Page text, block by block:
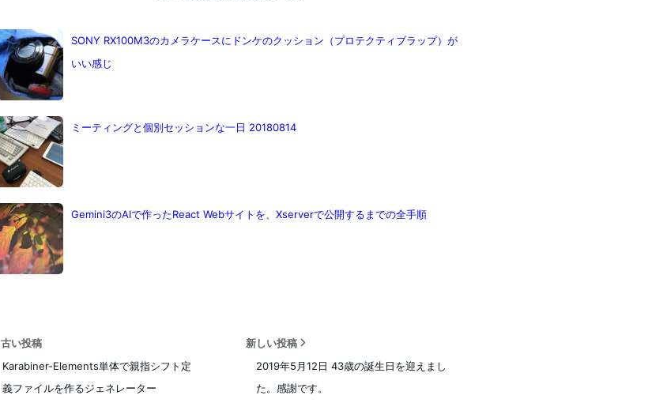
SONY RX100M3のカメラケースにドンケのクッション（プロテクティブラップ）が
いい感じ
ミーティングと個別セッションな一日 20180814
Gemini3のAIで作ったReact Webサイトを、Xserverで公開するまでの全手順
古い投稿
Karabiner-Elements単体で親指シフト定
義ファイルを作るジェネレーター
新しい投稿
2019年5月12日 43歳の誕生日を迎えまし
た。感謝です。